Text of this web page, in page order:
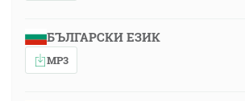
БЪЛГАРСКИ ЕЗИК
MP3